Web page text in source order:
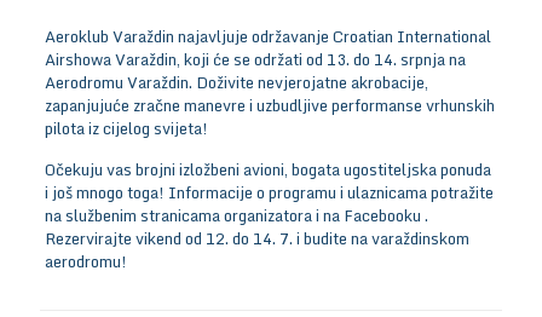
Aeroklub Varaždin najavljuje održavanje Croatian International
Airshowa Varaždin, koji će se održati od 13. do 14. srpnja na
Aerodromu Varaždin. Doživite nevjerojatne akrobacije,
zapanjujuće zračne manevre i uzbudljive performanse vrhunskih
pilota iz cijelog svijeta!
Očekuju vas brojni izložbeni avioni, bogata ugostiteljska ponuda
i još mnogo toga! Informacije o programu i ulaznicama potražite
naslužbenim stranicama organizatorai naFacebooku.
Rezervirajte vikend od 12. do 14. 7. i budite na varaždinskom
aerodromu!